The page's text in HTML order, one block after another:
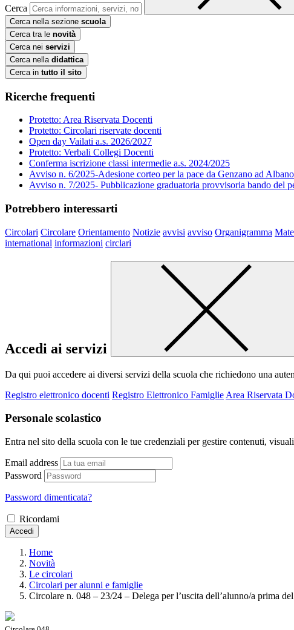
Cerca
Cerca nella sezione scuola
Cerca tra le novità
Cerca nei servizi
Cerca nella didattica
Cerca in tutto il sito
Ricerche frequenti
Protetto: Area Riservata Docenti
Protetto: Circolari riservate docenti
Open day Vailati a.s. 2026/2027
Protetto: Verbali Collegi Docenti
Conferma iscrizione classi intermedie a.s. 2024/2025
Avviso n. 6/2025-Adesione corteo per la pace da Genzano ad
Avviso n. 7/2025- Pubblicazione graduatoria provvisoria bando del
Potrebbero interessarti
Circolari Circolare Orientamento Notizie avvisi avviso Organigramma
international informazioni circlari
Accedi ai servizi
Da qui puoi accedere ai diversi servizi della scuola che richiedono una
Registro elettronico docenti Registro Elettronico Famiglie Area Riservata
Personale scolastico
Entra nel sito della scuola con le tue credenziali per gestire contenuti,
Email address
Password
Password dimenticata?
Ricordami
Accedi
Home
Novità
Le circolari
Circolari per alunni e famiglie
Circolare n. 048 – 23/24 – Delega per l’uscita dell’alunno/a prima